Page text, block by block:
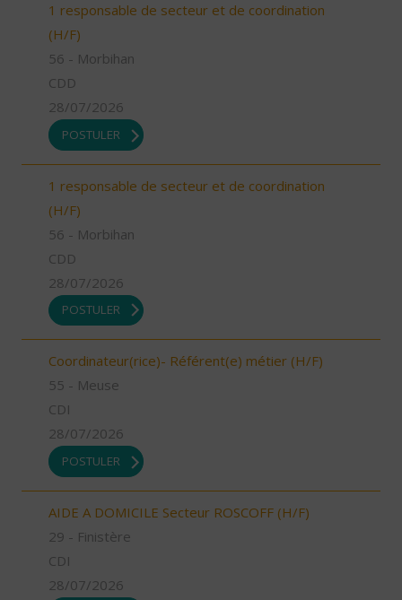
1 responsable de secteur et de coordination
(H/F)
56 - Morbihan
CDD
28/07/2026
POSTULER
1 responsable de secteur et de coordination
(H/F)
56 - Morbihan
CDD
28/07/2026
POSTULER
Coordinateur(rice)- Référent(e) métier (H/F)
55 - Meuse
CDI
28/07/2026
POSTULER
AIDE A DOMICILE Secteur ROSCOFF (H/F)
29 - Finistère
CDI
28/07/2026